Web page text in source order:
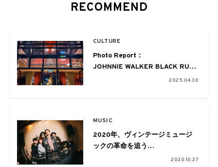
RECOMMEND
CULTURE
Photo Report：
JOHNNIE WALKER BLACK RUBY
BLACK RUBYの世界観を体現した
2025.04.30
MUSIC
2020年、ヴィンテージミュージ
ックの革命を追う
2020.10.27